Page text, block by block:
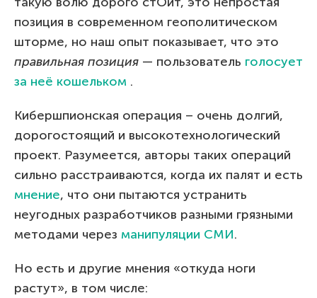
позиция в современном геополитическом
шторме, но наш опыт показывает, что это
правильная позиция — пользователь голосует
за неё кошельком .
Кибершпионская операция – очень долгий,
дорогостоящий и высокотехнологический
проект. Разумеется, авторы таких операций
сильно расстраиваются, когда их палят и есть
мнение, что они пытаются устранить
неугодных разработчиков разными грязными
методами через манипуляции СМИ.
Но есть и другие мнения «откуда ноги
растут», в том числе: